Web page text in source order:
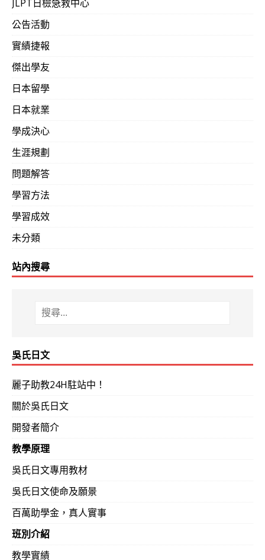
JLPT日檢急救中心
公告活動
實績捷報
傑出學友
日本留學
日本就業
學成決心
生涯規劃
問題解答
學習方法
學習成效
未分類
站內搜尋
吳氏日文
麗子助教24H駐站中！
關於吳氏日文
開發者簡介
教學原理
吳氏日文專用教材
吳氏日文使命及願景
百萬助學金，真人實事
班別介紹
教學實績